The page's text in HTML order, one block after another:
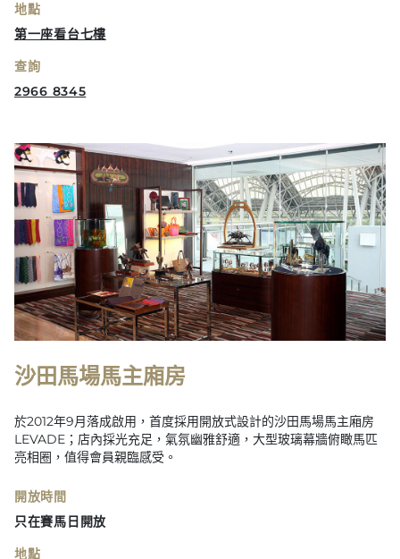
地點
第一座看台七樓
查詢
2966 8345
沙田馬場馬主廂房
於2012年9月落成啟用，首度採用開放式設計的沙田馬場馬主廂房
LEVADE；店內採光充足，氣氛幽雅舒適，大型玻璃幕牆俯瞰馬匹
亮相圈，值得會員親臨感受。
開放時間
只在賽馬日開放
地點